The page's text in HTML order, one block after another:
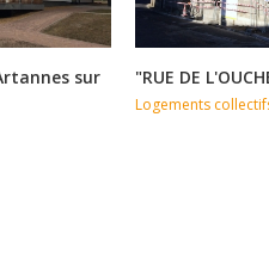
sur
"RUE DE
Logements